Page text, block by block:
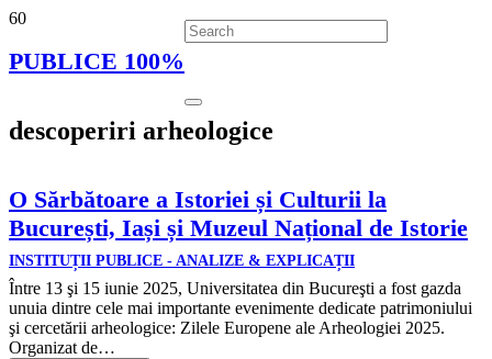
PUBLICE 100%
descoperiri arheologice
O Sărbătoare a Istoriei și Culturii la
București, Iași și Muzeul Național de Istorie
INSTITUȚII PUBLICE - ANALIZE & EXPLICAȚII
Între 13 şi 15 iunie 2025, Universitatea din Bucureşti a fost gazda
unuia dintre cele mai importante evenimente dedicate patrimoniului
şi cercetării arheologice: Zilele Europene ale Arheologiei 2025.
Organizat de…